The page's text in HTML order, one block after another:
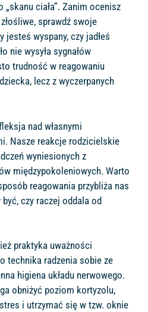
ciała”. Zanim ocenisz
sprawdź swoje
jesteś wyspany, czy jadłeś
nie wysyła sygnałów
trudność w reagowaniu
lecz z wyczerpanych
nad własnymi
Nasze reakcje rodzicielskie
wyniesionych z
międzypokoleniowych. Warto
reagowania przybliża nas
czy raczej oddala od
praktyka uważności
technika radzenia sobie ze
higiena układu nerwowego.
obniżyć poziom kortyzolu,
i utrzymać się w tzw. oknie